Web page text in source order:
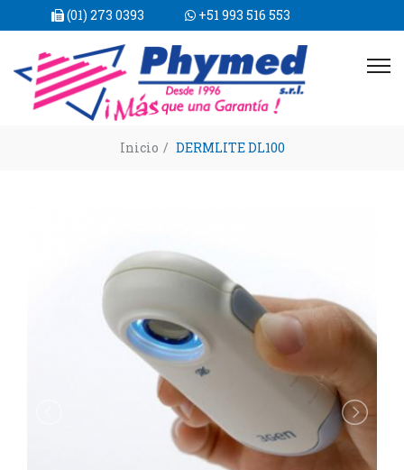
(01) 273 0393 +51 993 516 553
Inicio / DERMLITE DL100